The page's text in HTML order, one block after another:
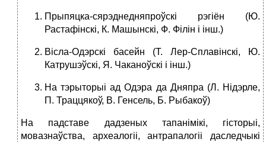
Прыпяцка-сярэднедняпроўскі рэгіён (Ю.
Растафінскі, К. Машынскі, Ф. Філін і інш.)
Вісла-Одэрскі басейн (Т. Лер-Сплавінскі, Ю.
Катрушэўскі, Я. Чаканоўскі і інш.)
На тэрыторыі ад Одэра да Дняпра (Л. Нідэрле,
П. Траццякоў, В. Генсель, Б. Рыбакоў)
На падставе дадзеных тапанімікі, гісторыі,
мовазнаўства, археалогіі, антрапалогіі даследчыкі